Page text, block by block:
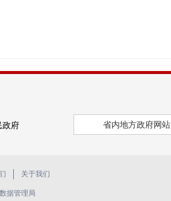
政府 省内地方政府网站
关于我们
据管理局